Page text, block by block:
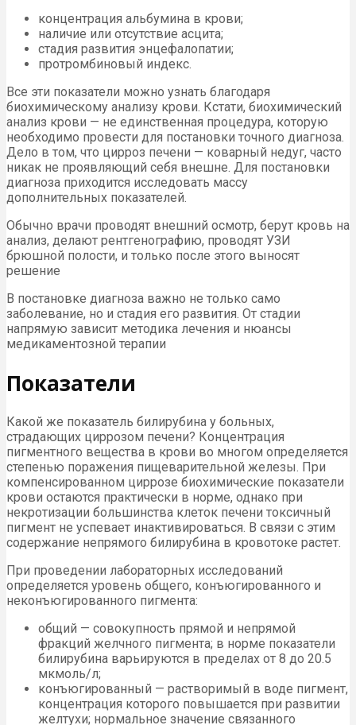
концентрация альбумина в крови;
наличие или отсутствие асцита;
стадия развития энцефалопатии;
протромбиновый индекс.
Все эти показатели можно узнать благодаря
биохимическому анализу крови. Кстати, биохимический
анализ крови — не единственная процедура, которую
необходимо провести для постановки точного диагноза.
Дело в том, что цирроз печени — коварный недуг, часто
никак не проявляющий себя внешне. Для постановки
диагноза приходится исследовать массу
дополнительных показателей.
Обычно врачи проводят внешний осмотр, берут кровь на
анализ, делают рентгенографию, проводят УЗИ
брюшной полости, и только после этого выносят
решение
В постановке диагноза важно не только само
заболевание, но и стадия его развития. От стадии
напрямую зависит методика лечения и нюансы
медикаментозной терапии
Показатели
Какой же показатель билирубина у больных,
страдающих циррозом печени? Концентрация
пигментного вещества в крови во многом определяется
степенью поражения пищеварительной железы. При
компенсированном циррозе биохимические показатели
крови остаются практически в норме, однако при
некротизации большинства клеток печени токсичный
пигмент не успевает инактивироваться. В связи с этим
содержание непрямого билирубина в кровотоке растет.
При проведении лабораторных исследований
определяется уровень общего, конъюгированного и
неконъюгированного пигмента:
общий — совокупность прямой и непрямой
фракций желчного пигмента; в норме показатели
билирубина варьируются в пределах от 8 до 20.5
мкмоль/л;
конъюгированный — растворимый в воде пигмент,
концентрация которого повышается при развитии
желтухи; нормальное значение связанного